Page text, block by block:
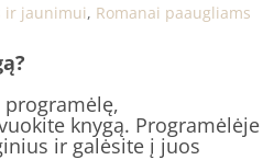
ir jaunimui, Romanai paaugliams
knygą. Programėlėje
ir galėsite į juos